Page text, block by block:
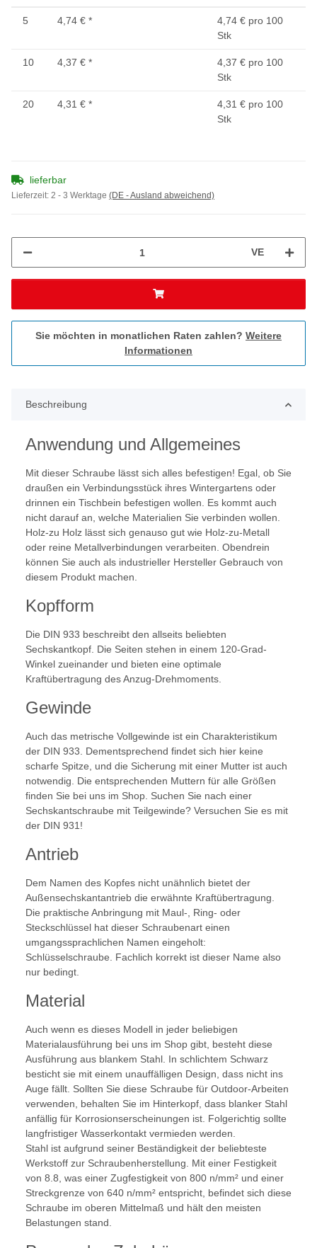
5 4,74 € *
4,74 € pro 100
Stk
10 4,37 € *
4,37 € pro 100
Stk
20 4,31 € *
4,31 € pro 100
Stk
lieferbar
Lieferzeit: 2 - 3 Werktage (DE - Ausland abweichend)
VE
Sie möchten in monatlichen Raten zahlen? Weitere
Informationen
Beschreibung
Anwendung und Allgemeines
Mit dieser Schraube lässt sich alles befestigen! Egal, ob Sie
draußen ein Verbindungsstück ihres Wintergartens oder
drinnen ein Tischbein befestigen wollen. Es kommt auch
nicht darauf an, welche Materialien Sie verbinden wollen.
Holz-zu Holz lässt sich genauso gut wie Holz-zu-Metall
oder reine Metallverbindungen verarbeiten. Obendrein
können Sie auch als industrieller Hersteller Gebrauch von
diesem Produkt machen.
Kopfform
Die DIN 933 beschreibt den allseits beliebten
Sechskantkopf. Die Seiten stehen in einem 120-Grad-
Winkel zueinander und bieten eine optimale
Kraftübertragung des Anzug-Drehmoments.
Gewinde
Auch das metrische Vollgewinde ist ein Charakteristikum
der DIN 933. Dementsprechend findet sich hier keine
scharfe Spitze, und die Sicherung mit einer Mutter ist auch
notwendig. Die entsprechenden Muttern für alle Größen
finden Sie bei uns im Shop. Suchen Sie nach einer
Sechskantschraube mit Teilgewinde? Versuchen Sie es mit
der DIN 931!
Antrieb
Dem Namen des Kopfes nicht unähnlich bietet der
Außensechskantantrieb die erwähnte Kraftübertragung.
Die praktische Anbringung mit Maul-, Ring- oder
Steckschlüssel hat dieser Schraubenart einen
umgangssprachlichen Namen eingeholt:
Schlüsselschraube. Fachlich korrekt ist dieser Name also
nur bedingt.
Material
Auch wenn es dieses Modell in jeder beliebigen
Materialausführung bei uns im Shop gibt, besteht diese
Ausführung aus blankem Stahl. In schlichtem Schwarz
besticht sie mit einem unauffälligen Design, dass nicht ins
Auge fällt. Sollten Sie diese Schraube für Outdoor-Arbeiten
verwenden, behalten Sie im Hinterkopf, dass blanker Stahl
anfällig für Korrosionserscheinungen ist. Folgerichtig sollte
langfristiger Wasserkontakt vermieden werden.
Stahl ist aufgrund seiner Beständigkeit der beliebteste
Werkstoff zur Schraubenherstellung. Mit einer Festigkeit
von 8.8, was einer Zugfestigkeit von 800 n/mm² und einer
Streckgrenze von 640 n/mm² entspricht, befindet sich diese
Schraube im oberen Mittelmaß und hält den meisten
Belastungen stand.